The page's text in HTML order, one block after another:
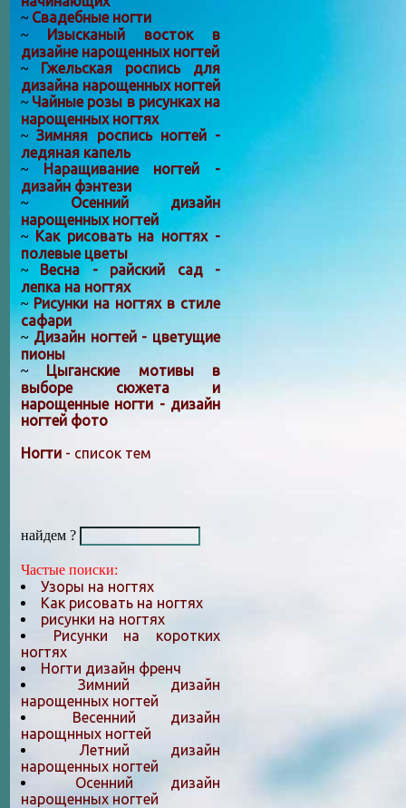
~ Свадебные ногти
~ Изысканый восток в
дизайне нарощенных ногтей
~ Гжельская роспись для
дизайна нарощенных ногтей
~ Чайные розы в рисунках на
нарощенных ногтях
~Зимняя роспись ногтей -
ледяная капель
~ Наращивание ногтей -
дизайн фэнтези
~ Осенний дизайн
нарощенных ногтей
~ Как рисовать на ногтях -
полевые цветы
~ Весна - райский сад -
лепка на ногтях
~Рисунки на ногтях в стиле
сафари
~ Дизайн ногтей - цветущие
пионы
~ Цыганские мотивы в
выборе сюжета и
нарощенные ногти - дизайн
ногтей фото
Ногти - список тем
найдем ?
Частые поиски:
Узоры на ногтях
Как рисовать на ногтях
рисунки на ногтях
Рисунки на коротких
ногтях
Ногти дизайн френч
Зимний дизайн
нарощенных ногтей
Весенний дизайн
нарощнных ногтей
Летний дизайн
нарощенных ногтей
Осенний дизайн
нарощенных ногтей